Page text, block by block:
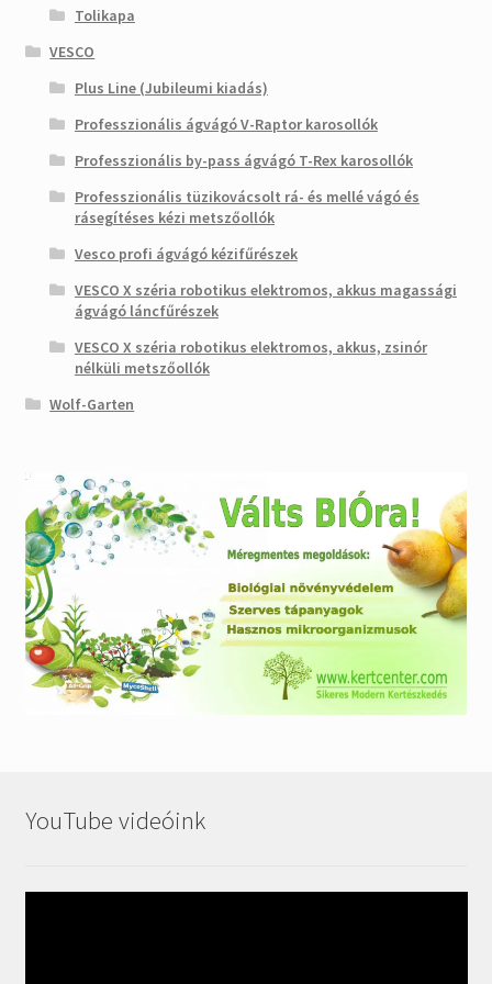
Tolikapa
VESCO
Plus Line (Jubileumi kiadás)
Professzionális ágvágó V-Raptor karosollók
Professzionális by-pass ágvágó T-Rex karosollók
Professzionális tüzikovácsolt rá- és mellé vágó és
rásegítéses kézi metszőollók
Vesco profi ágvágó kézifűrészek
VESCO X széria robotikus elektromos, akkus magassági
ágvágó láncfűrészek
VESCO X széria robotikus elektromos, akkus, zsinór
nélküli metszőollók
Wolf-Garten
YouTube videóink